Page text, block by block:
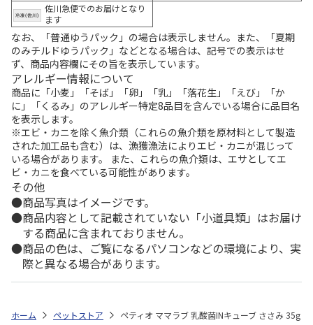
佐川急便でのお届けとなり
ます
なお、「普通ゆうパック」の場合は表示しません。また、「夏期
のみチルドゆうパック」などとなる場合は、記号での表示はせ
ず、商品内容欄にその旨を表示しています。
アレルギー情報について
商品に「小麦」「そば」「卵」「乳」「落花生」「えび」「か
に」「くるみ」のアレルギー特定8品目を含んでいる場合に品目名
を表示します。
※エビ・カニを除く魚介類（これらの魚介類を原材料として製造
された加工品も含む）は、漁獲漁法によりエビ・カニが混じって
いる場合があります。 また、これらの魚介類は、エサとしてエ
ビ・カニを食べている可能性があります。
その他
商品写真はイメージです。
商品内容として記載されていない「小道具類」はお届け
する商品に含まれておりません。
商品の色は、ご覧になるパソコンなどの環境により、実
際と異なる場合があります。
ホーム ペットストア ペティオ ママラブ 乳酸菌INキューブ ささみ 35g